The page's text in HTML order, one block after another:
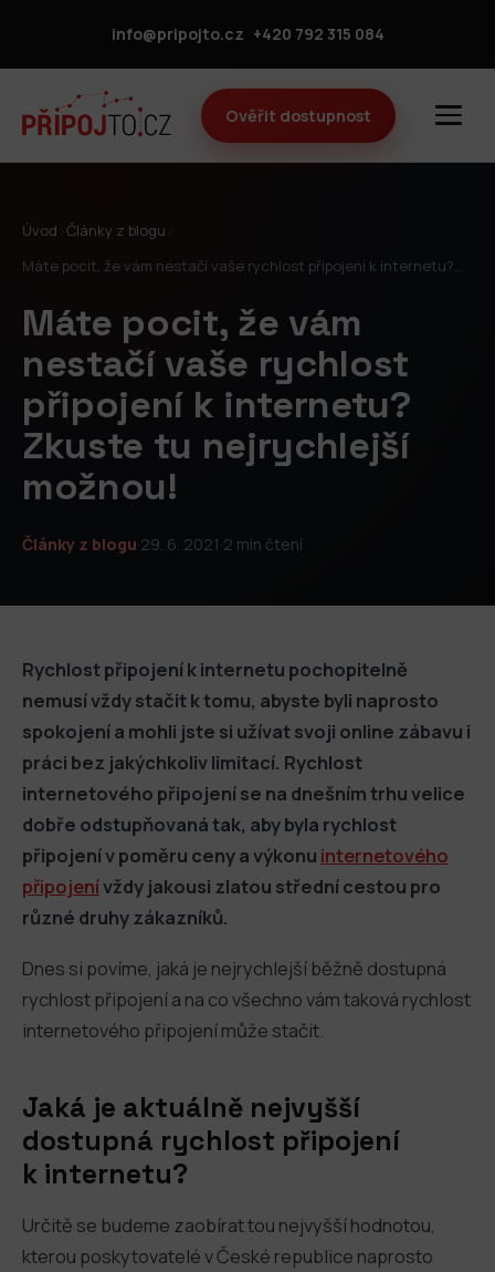
info@pripojto.cz +420 792 315 084
Ověřit dostupnost
Úvod Články z blogu
Máte pocit, že vám nestačí vaše rychlost připojení k internetu?…
Máte pocit, že vám
nestačí vaše rychlost
připojení k internetu?
Zkuste tu nejrychlejší
možnou!
Články z blogu·29. 6. 2021·2 min čtení
Rychlost připojení k internetu pochopitelně
nemusí vždy stačit k tomu, abyste byli naprosto
spokojení a mohli jste si užívat svoji online zábavu i
práci bez jakýchkoliv limitací. Rychlost
internetového připojení se na dnešním trhu velice
dobře odstupňovaná tak, aby byla rychlost
připojení v poměru ceny a výkonu internetového
připojenívždy jakousi zlatou střední cestou pro
různé druhy zákazníků.
Dnes si povíme, jaká je nejrychlejší běžně dostupná
rychlost připojení a na co všechno vám taková rychlost
internetového připojení může stačit.
Jaká je aktuálně nejvyšší
dostupná rychlost připojení
k internetu?
Určitě se budeme zaobírat tou nejvyšší hodnotou,
kterou poskytovatelé v České republice naprosto